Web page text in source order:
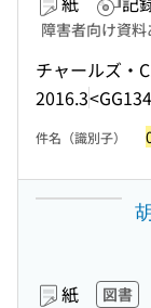
障害者向け資料
チャールズ・
2016.3
件名（識別子）
紙 図書